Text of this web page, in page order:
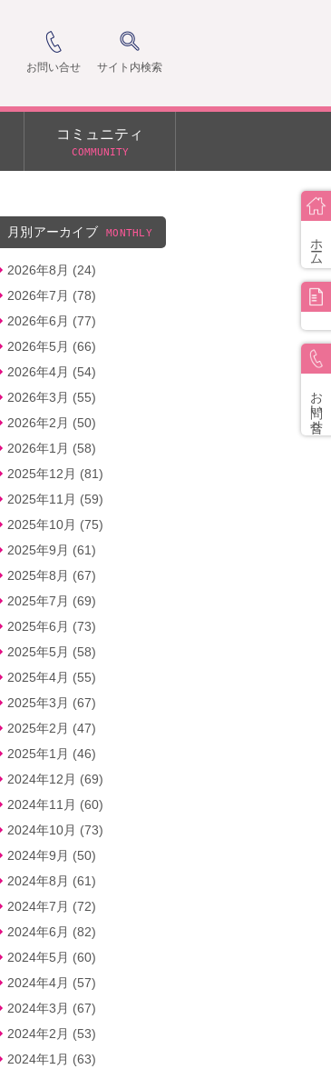
ホーム
お問い合せ
お問い合せ サイト内検索
コミュニティ
COMMUNITY
月別アーカイブ MONTHLY
2026年8月 (24)
2026年7月 (78)
2026年6月 (77)
2026年5月 (66)
2026年4月 (54)
2026年3月 (55)
2026年2月 (50)
2026年1月 (58)
2025年12月 (81)
2025年11月 (59)
2025年10月 (75)
2025年9月 (61)
2025年8月 (67)
2025年7月 (69)
2025年6月 (73)
2025年5月 (58)
2025年4月 (55)
2025年3月 (67)
2025年2月 (47)
2025年1月 (46)
2024年12月 (69)
2024年11月 (60)
2024年10月 (73)
2024年9月 (50)
2024年8月 (61)
2024年7月 (72)
2024年6月 (82)
2024年5月 (60)
2024年4月 (57)
2024年3月 (67)
2024年2月 (53)
2024年1月 (63)